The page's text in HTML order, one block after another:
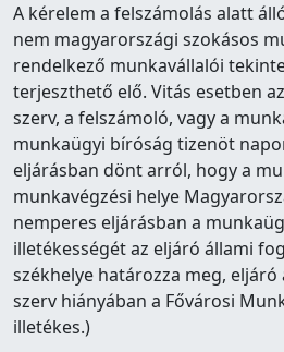
A kérelem a felszámolás alatt
nem magyarországi szokásos
rendelkező munkavállalói
terjeszthető elő. Vitás esetben
szerv, a felszámoló, vagy a
munkaügyi bíróság tizenöt
eljárásban dönt arról, hogy a
munkavégzési helye
nemperes eljárásban a
illetékességét az eljáró állami
székhelye határozza meg,
szerv hiányában a Fővárosi
illetékes.)